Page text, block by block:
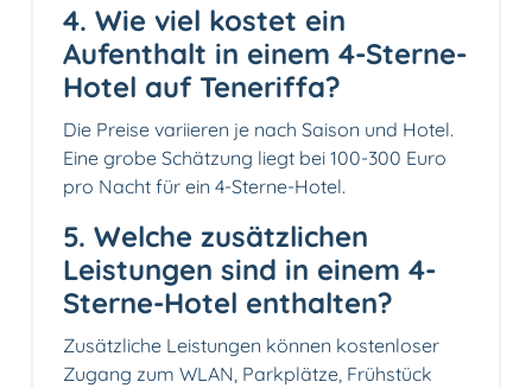
4. Wie viel kostet ein
Aufenthalt in einem 4-Sterne-
Hotel auf Teneriffa?
Die Preise variieren je nach Saison und Hotel.
Eine grobe Schätzung liegt bei 100-300 Euro
pro Nacht für ein 4-Sterne-Hotel.
5. Welche zusätzlichen
Leistungen sind in einem 4-
Sterne-Hotel enthalten?
Zusätzliche Leistungen können kostenloser
Zugang zum WLAN, Parkplätze, Frühstück